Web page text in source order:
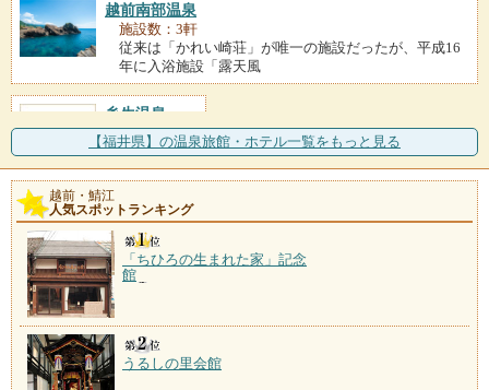
越前南部温泉
施設数：3軒
従来は「かれい崎荘」が唯一の施設だったが、平成16
年に入浴施設「露天風
糸生温泉
施設数：1軒
花はす温泉
施設数：1軒
一軒宿「そまやま」が湯元。注目は、アミノ酸やビタ
ミンを豊富に含む花はす
【福井県】の温泉旅館・ホテル一覧をもっと見る
越前・鯖江
人気スポットランキング
「ちひろの生まれた家」記念
館
うるしの里会館